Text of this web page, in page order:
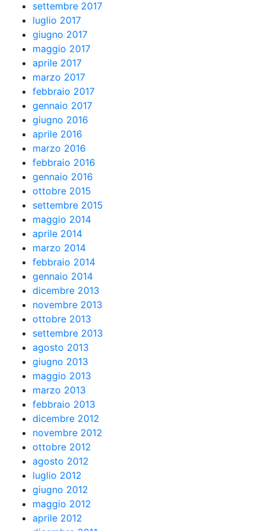
settembre 2017
luglio 2017
giugno 2017
maggio 2017
aprile 2017
marzo 2017
febbraio 2017
gennaio 2017
giugno 2016
aprile 2016
marzo 2016
febbraio 2016
gennaio 2016
ottobre 2015
settembre 2015
maggio 2014
aprile 2014
marzo 2014
febbraio 2014
gennaio 2014
dicembre 2013
novembre 2013
ottobre 2013
settembre 2013
agosto 2013
giugno 2013
maggio 2013
marzo 2013
febbraio 2013
dicembre 2012
novembre 2012
ottobre 2012
agosto 2012
luglio 2012
giugno 2012
maggio 2012
aprile 2012